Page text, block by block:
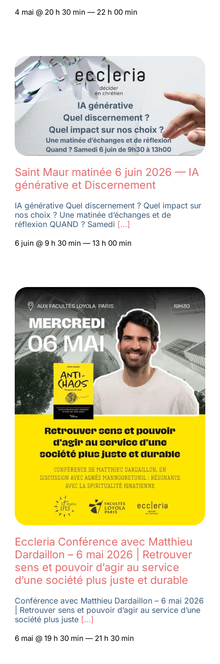
4 mai @ 20 h 30 min — 22 h 00 min
Saint Maur matinée 6 juin 2026 — IA
générative et Discernement
IA générative Quel discernement ? Quel impact sur
nos choix ? Une matinée d’échanges et de
réflexion QUAND ? Samedi […]
6 juin @ 9 h 30 min — 13 h 00 min
Eccleria Conférence avec Matthieu
Dardaillon – 6 mai 2026 | Retrouver
sens et pouvoir d’agir au service
d’une société plus juste et durable
Conférence avec Matthieu Dardaillon – 6 mai 2026
| Retrouver sens et pouvoir d’agir au service d’une
société plus juste[…]
6 mai @ 19 h 30 min — 21 h 30 min